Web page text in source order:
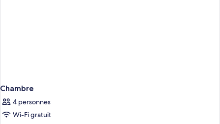
Chambre
4 personnes
Wi-Fi gratuit